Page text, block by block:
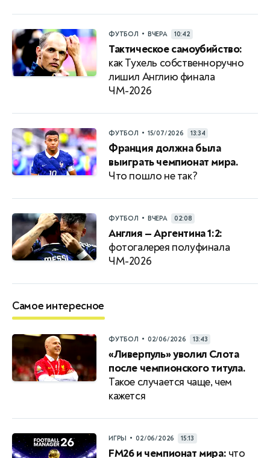
ФУТБОЛ • ВЧЕРА 10:42
Тактическое самоубийство:
как Тухель собственноручно
лишил Англию финала
ЧМ-2026
ФУТБОЛ • 15/07/2026 13:34
Франция должна была
выиграть чемпионат мира.
Что пошло не так?
ФУТБОЛ • ВЧЕРА 02:08
Англия — Аргентина 1:2:
фотогалерея полуфинала
ЧМ-2026
Самое интересное
ФУТБОЛ • 02/06/2026 13:43
«Ливерпуль» уволил Слота
после чемпионского титула.
Такое случается чаще, чем
кажется
ИГРЫ • 02/06/2026 15:13
FM26 и чемпионат мира: что